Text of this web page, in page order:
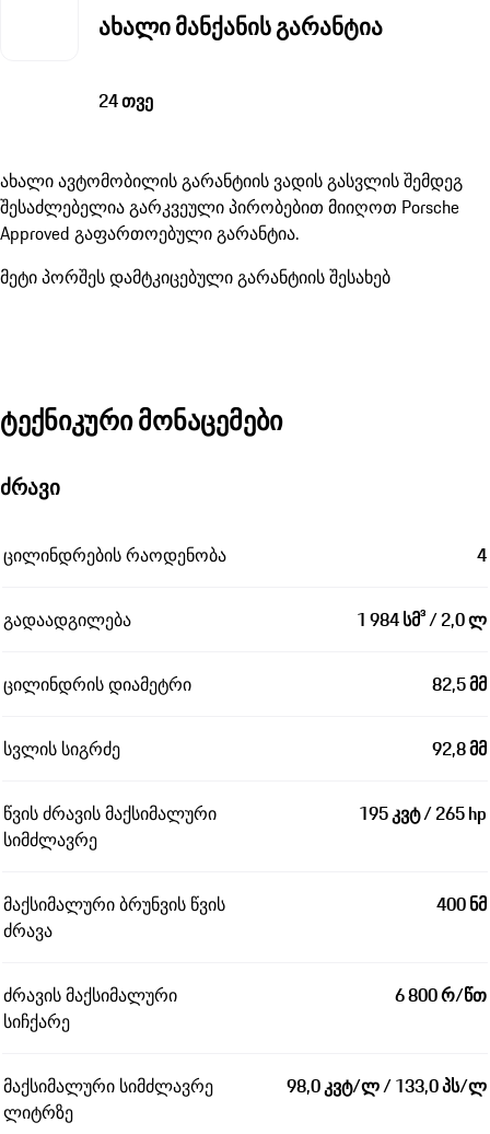
ახალი მანქანის გარანტია
24 თვე
ახალი ავტომობილის გარანტიის ვადის გასვლის შემდეგ
შესაძლებელია გარკვეული პირობებით მიიღოთ Porsche
Approved გაფართოებული გარანტია.
მეტი პორშეს დამტკიცებული გარანტიის შესახებ
ტექნიკური მონაცემები
ძრავი
ცილინდრების რაოდენობა 4
გადაადგილება 1 984 სმ³ / 2,0 ლ
ცილინდრის დიამეტრი 82,5 მმ
სვლის სიგრძე 92,8 მმ
წვის ძრავის მაქსიმალური
სიმძლავრე
195 კვტ / 265 hp
მაქსიმალური ბრუნვის წვის
ძრავა
400 ნმ
ძრავის მაქსიმალური
სიჩქარე
6 800 რ/წთ
მაქსიმალური სიმძლავრე
ლიტრზე
98,0 კვტ/ლ / 133,0 პს/ლ